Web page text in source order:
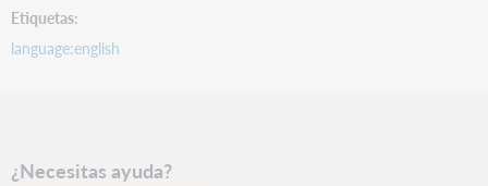
Etiquetas
language:english
¿Necesitas ayuda?